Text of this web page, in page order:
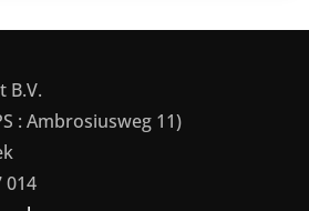
B.V.
: Ambrosiusweg 11)
014